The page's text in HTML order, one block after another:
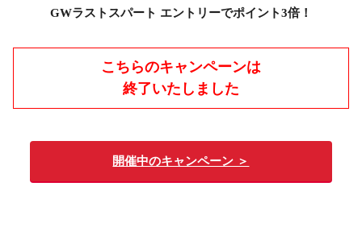
GWラストスパート エントリーでポイント3倍！
こちらのキャンペーンは
終了いたしました
開催中のキャンペーン ＞